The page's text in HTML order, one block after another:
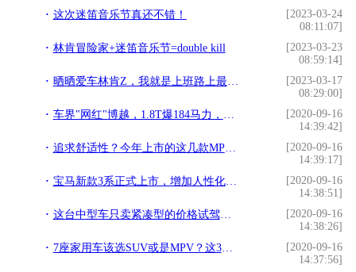
这次迷笛音乐节真还不错！
[2023-03-24
08:11:07]
林肯冒险家+迷笛音乐节=double kill
[2023-03-23
08:59:14]
晒晒爱车林肯Z，我就是上班路上最靓的仔
[2023-03-17
08:29:00]
车界"网红"博越，1.8T爆184马力，销量高，十来万就能买
[2020-09-16
14:39:42]
追求舒适性？今年上市的这几款MPV，二排享受堪比头等舱
[2020-09-16
14:39:17]
宝马新款3系正式上市，增加人性化科技配置
[2020-09-16
14:38:51]
这台中型车只卖紧凑型的价格试驾雪佛兰全新迈锐宝XL535T
[2020-09-16
14:38:26]
7座家用车该选SUV或是MPV？这3款值得推荐，不止大空间
[2020-09-16
14:37:56]